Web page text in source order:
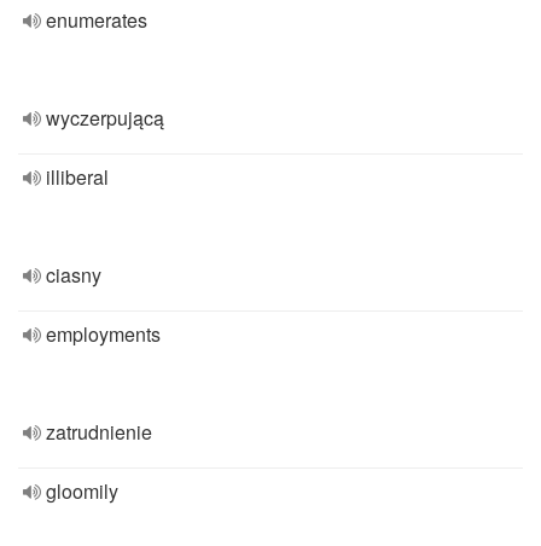
enumerates
wyczerpującą
illiberal
ciasny
employments
zatrudnienie
gloomily